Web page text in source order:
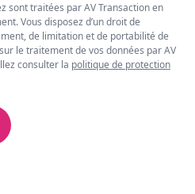
sont traitées par AV Transaction en
Vous disposez d’un droit de
de limitation et de portabilité de
le traitement de vos données par AV
consulter la politique de protection